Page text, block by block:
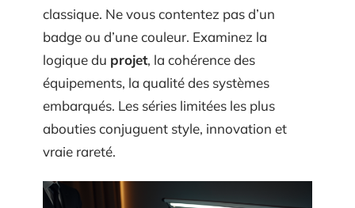
classique. Ne vous contentez pas d’un
badge ou d’une couleur. Examinez la
logique du projet, la cohérence des
équipements, la qualité des systèmes
embarqués. Les séries limitées les plus
abouties conjuguent style, innovation et
vraie rareté.